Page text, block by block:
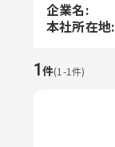
企業名:
本社所在地:
1 件(1 -1件)